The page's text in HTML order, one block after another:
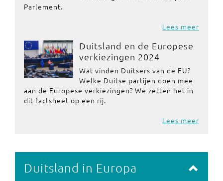
Parlement.
Lees meer
Duitsland en de Europese
verkiezingen 2024
Wat vinden Duitsers van de EU?
Welke Duitse partijen doen mee
aan de Europese verkiezingen? We zetten het in
dit factsheet op een rij.
Lees meer
Duitsland in Europa